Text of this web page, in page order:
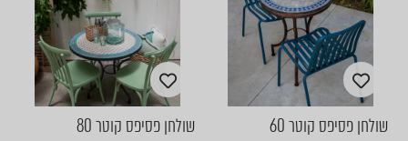
שולחן פסיפס קוטר 60 שולחן פסיפס קוטר 80